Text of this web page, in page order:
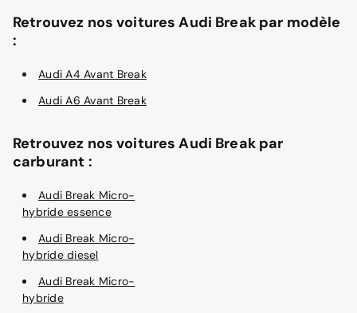
Retrouvez nos voitures Audi Break par modèle
:
Audi A4 Avant Break
Audi A6 Avant Break
Retrouvez nos voitures Audi Break par
carburant :
Audi Break Micro-
hybride essence
Audi Break Micro-
hybride diesel
Audi Break Micro-
hybride